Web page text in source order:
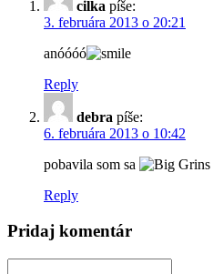
cilka píše:
3. februára 2013 o 20:21
anóóóó
Reply
debra píše:
6. februára 2013 o 10:42
pobavila som sa
Reply
Pridaj komentár